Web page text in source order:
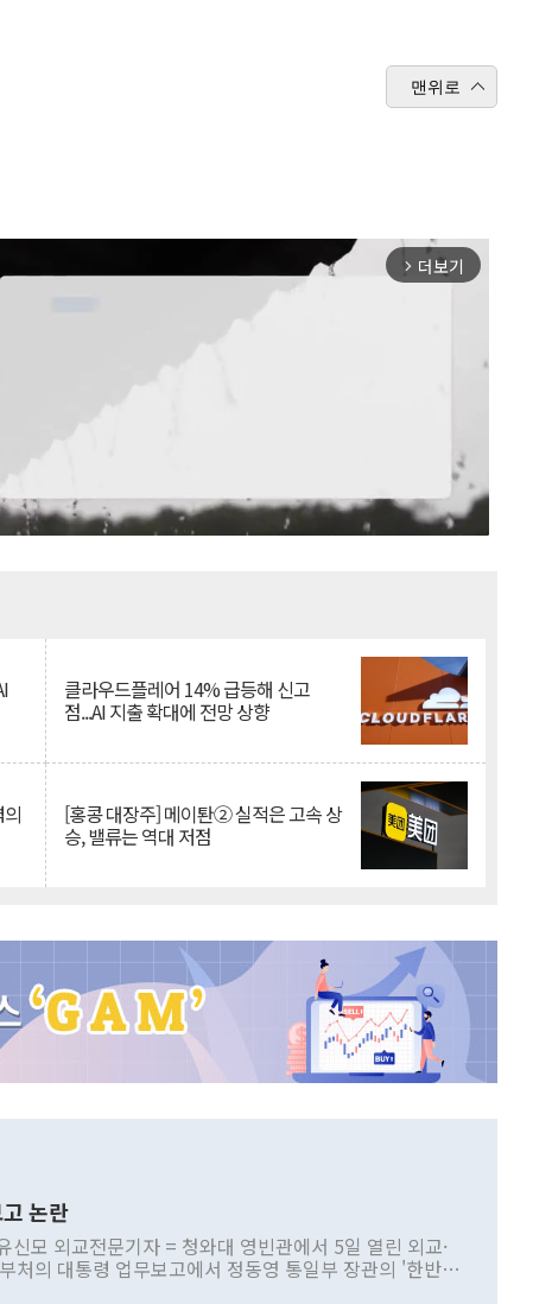
맨위로
arrow_forward_ios 더보기
클라우드플레어 14% 급등해 신고
점...AI 지출 확대에 전망 상향
[홍콩 대장주] 메이퇀② 실적은 고속 상
승, 밸류는 역대 저점
논란
신모 외교전문기자 = 청와대 영빈관에서 5일 열린 외교·
처의 대통령 업무보고에서 정동영 통일부 장관의 '한반도